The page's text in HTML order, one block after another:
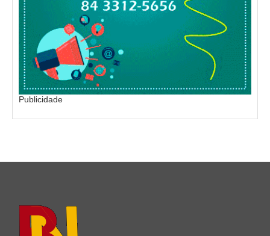
Publicidade